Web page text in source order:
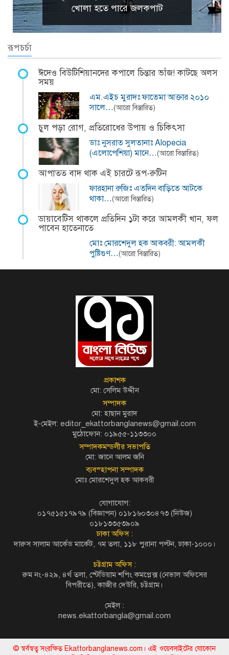
খোলা হতে পারে জলকপাট
রূপচর্চা
ঈদেও বিউটিশিয়ানদের কপালে চিন্তার ভাঁজ! কাটছে অলস
সময়
এম.এইচ মুরাদঃ ফাতেমা আক্তার ২০১০
সালে…(আরো বিস্তারিত)
চুল পড়া রোগ, প্রতিরোধের উপায় ও চিকিৎসা
ডাঃ নুসরাত সুলতানাঃ Alopecia
(এলোপেশিয়া) মানে…(আরো বিস্তারিত)
আপাতত বাদ থাক এই চারটে রূপ-রুটিন
ফারহানা রুজিঃ এতদিন বাড়িতে আটকে
থাকা…(আরো বিস্তারিত)
ডায়াবেটিস থাকলে প্রতিদিন ১টা করে আমলকী খান, ফল
পাবেন হাতেনাতে
মোঃ মোরশেদুল হক আকবরী: আমলকী
পুষ্টিগুণ…(আরো বিস্তারিত)
প্রকাশক
মো: সেলিম উদ্দীন
সম্পাদক
মো: হাছান মুরাদ
ই-মেইল: editor_ekattorbanglanews@gmail.com
মুঠোফোন: ০১৯৫৫-১১৩৩০০
সম্পাদকমন্ডলীর সভাপতি
মো: জানে আলম জনি
ব্যবস্হাপনা সম্পাদক
মোঃ মোরশেদুল হক আকবরী
যোগাযোগ:
০১৭৫১৫১৭৯৭৯ (বিজ্ঞাপন) ০১৮১৬০৩০৪৭৩ (নিউজ)
০১৮১৩৩৫৩৯০৯
ঢাকা অফিস :
দারুস সালাম আর্কেড মার্কেট, ৭ম তলা, ১১৮ পুরানা পল্টন, ঢাকা-১০০০।
চট্টগ্রাম অফিস :
রুম নং-৪২৯, ৪র্থ তলা, স্টেডিয়াম শপিং কমপ্লেক্স (নেভাল অফিসের
বিপরীতে), কাজীর দেউরি, চট্টগ্রাম।
মেইল :
news.ekattorbangla@gmail.com
© স্বর্বস্বত্ব সংরক্ষিত Ekattorbanglanews.com। এই ওয়েবসাইটের যোকোন